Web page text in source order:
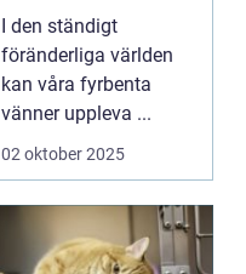
ångestdämpande
hundhalsband
I den ständigt
föränderliga världen
kan våra fyrbenta
vänner uppleva ...
02 oktober 2025